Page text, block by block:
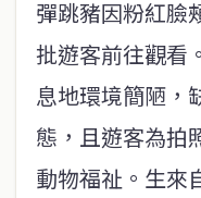
彈跳豬因粉紅臉
批遊客前往觀看
息地環境簡陋，
態，且遊客為拍
動物福祉。生來